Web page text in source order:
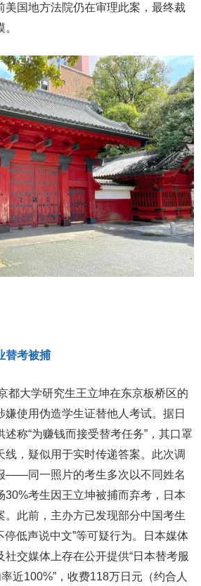
美国地方法院仍在审理此案，最终裁
。
替考被捕
都大学研究生王立坤在东京板桥区的
嫌使用伪造学生证替他人考试。据日
称“为赚钱而接受替考任务”，其口罩
线，疑似用于实时传递答案。此次调
——同一照片的考生多次以不同姓名
30%考生因王立坤被捕而弃考，日本
。此前，主办方已发现部分中国考生
停低声说中文”等可疑行为。日本媒体
交媒体上存在公开提供“日本替考服
近100%”，收费118万日元（约合人